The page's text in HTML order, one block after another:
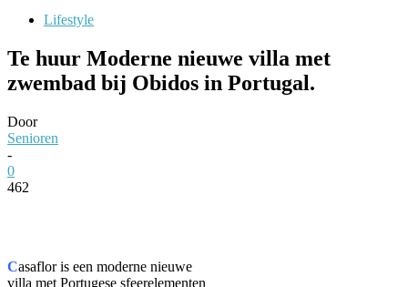
Lifestyle
Te huur Moderne nieuwe villa met
zwembad bij Obidos in Portugal.
Door
Senioren
-
0
462
Casaflor is een moderne nieuwe
villa met Portugese sfeerelementen